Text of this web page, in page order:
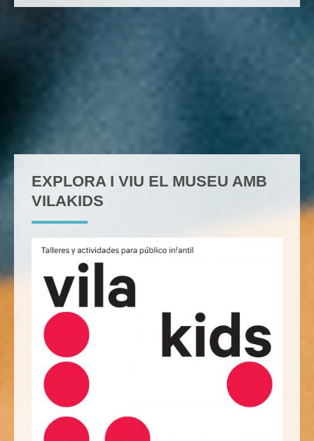
EXPLORA I VIU EL MUSEU AMB
VILAKIDS